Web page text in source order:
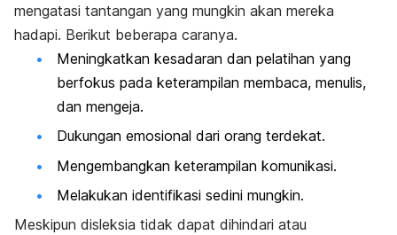
mengatasi tantangan yang mungkin akan mereka
hadapi. Berikut beberapa caranya.
Meningkatkan kesadaran dan pelatihan yang
berfokus pada keterampilan membaca, menulis,
dan mengeja.
Dukungan emosional dari orang terdekat.
Mengembangkan keterampilan komunikasi.
Melakukan identifikasi sedini mungkin.
Meskipun disleksia tidak dapat dihindari atau